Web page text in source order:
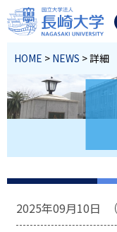
HOME > NEWS > 詳細
2025年09月10日